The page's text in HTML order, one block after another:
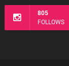
805
FOLLOWS